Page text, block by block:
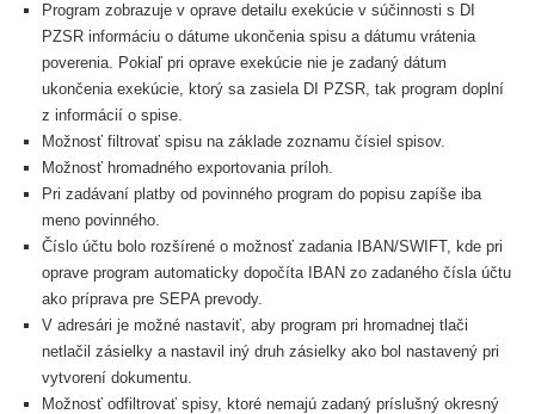
Program zobrazuje v oprave detailu exekúcie v súčinnosti s DI
PZSR informáciu o dátume ukončenia spisu a dátumu vrátenia
poverenia. Pokiaľ pri oprave exekúcie nie je zadaný dátum
ukončenia exekúcie, ktorý sa zasiela DI PZSR, tak program doplní
z informácií o spise.
Možnosť filtrovať spisu na základe zoznamu čísiel spisov.
Možnosť hromadného exportovania príloh.
Pri zadávaní platby od povinného program do popisu zapíše iba
meno povinného.
Číslo účtu bolo rozšírené o možnosť zadania IBAN/SWIFT, kde pri
oprave program automaticky dopočíta IBAN zo zadaného čísla účtu
ako príprava pre SEPA prevody.
V adresári je možné nastaviť, aby program pri hromadnej tlači
netlačil zásielky a nastavil iný druh zásielky ako bol nastavený pri
vytvorení dokumentu.
Možnosť odfiltrovať spisy, ktoré nemajú zadaný príslušný okresný